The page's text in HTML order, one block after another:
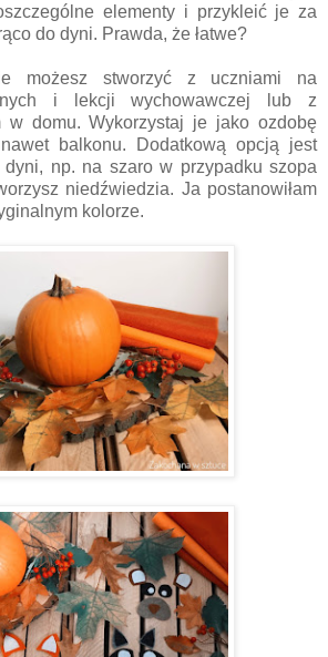
elementy i przykleić je za
do dyni. Prawda, że łatwe?
możesz stworzyć z uczniami na
i lekcji wychowawczej lub z
w domu. Wykorzystaj je jako ozdobę
balkonu. Dodatkową opcją jest
np. na szaro w przypadku szopa
niedźwiedzia. Ja postanowiłam
kolorze.